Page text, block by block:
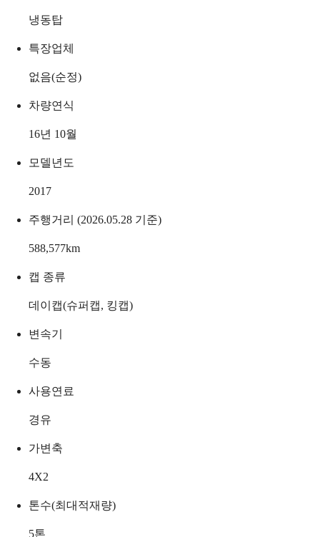
냉동탑
특장업체
없음(순정)
차량연식
16년 10월
모델년도
2017
주행거리 (2026.05.28 기준)
588,577km
캡 종류
데이캡(슈퍼캡, 킹캡)
변속기
수동
사용연료
경유
가변축
4X2
톤수(최대적재량)
5톤